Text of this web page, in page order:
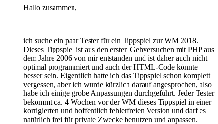
Hallo zusammen,
ich suche ein paar Tester für ein Tippspiel zur WM 2018.
Dieses Tippspiel ist aus den ersten Gehversuchen mit PHP aus
dem Jahre 2006 von mir entstanden und ist daher auch nicht
optimal programmiert und auch der HTML-Code könnte
besser sein. Eigentlich hatte ich das Tippspiel schon komplett
vergessen, aber ich wurde kürzlich darauf angesprochen, also
habe ich einige grobe Anpassungen durchgeführt. Jeder Tester
bekommt ca. 4 Wochen vor der WM dieses Tippspiel in einer
korrigierten und hoffentlich fehlerfreien Version und darf es
natürlich frei für private Zwecke benutzen und anpassen.